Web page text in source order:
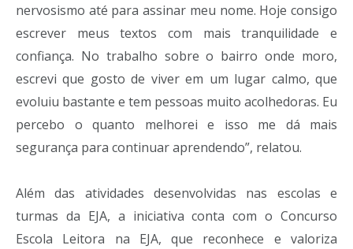
nervosismo até para assinar meu nome. Hoje consigo
escrever meus textos com mais tranquilidade e
confiança. No trabalho sobre o bairro onde moro,
escrevi que gosto de viver em um lugar calmo, que
evoluiu bastante e tem pessoas muito acolhedoras. Eu
percebo o quanto melhorei e isso me dá mais
segurança para continuar aprendendo”, relatou.
Além das atividades desenvolvidas nas escolas e
turmas da EJA, a iniciativa conta com o Concurso
Escola Leitora na EJA, que reconhece e valoriza